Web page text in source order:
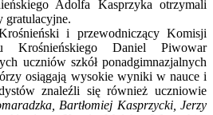
Adolfa Kasprzyka otrzymali
gratulacyjne.
i przewodniczący Komisji
Krośnieńskiego Daniel Piwowar
uczniów szkół ponadgimnazjalnych
osiągają wysokie wyniki w nauce i
znaleźli się również uczniowie
Bartłomiej Kasprzycki, Jerzy